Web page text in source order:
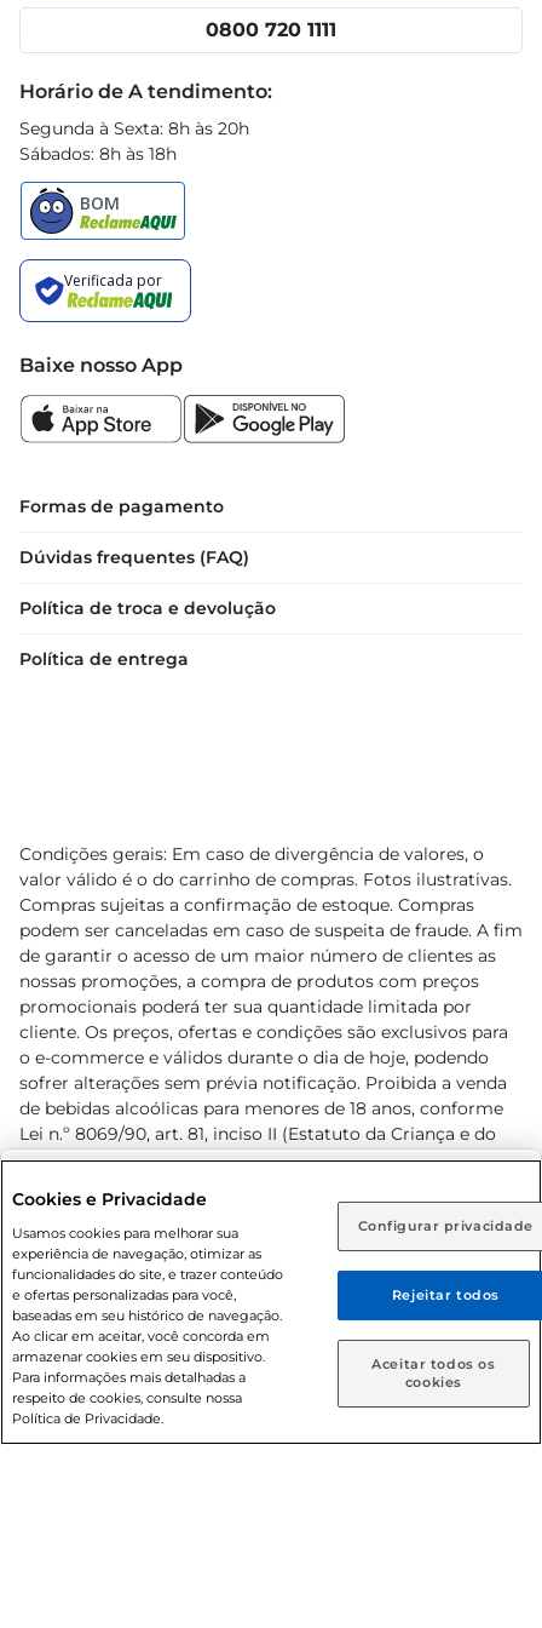
Rio de Janeiro (RJ) Goiás (GO)
Ou
Caso queira comprar online, informe como deseja receber
suas compras:
Entrega em casa Retire em Loja
Cencosud Media
0800 720 1111
Horário de A tendimento:
Segunda à Sexta: 8h às 20h
Sábados: 8h às 18h
Baixe nosso App
Formas de pagamento
Dúvidas frequentes (FAQ)
Política de troca e devolução
Política de entrega
Condições gerais: Em caso de divergência de valores, o
valor válido é o do carrinho de compras. Fotos ilustrativas.
Compras sujeitas a confirmação de estoque. Compras
podem ser canceladas em caso de suspeita de fraude. A fim
de garantir o acesso de um maior número de clientes as
nossas promoções, a compra de produtos com preços
promocionais poderá ter sua quantidade limitada por
cliente. Os preços, ofertas e condições são exclusivos para
o e-commerce e válidos durante o dia de hoje, podendo
sofrer alterações sem prévia notificação. Proibida a venda
de bebidas alcoólicas para menores de 18 anos, conforme
Lei n.º 8069/90, art. 81, inciso II (Estatuto da Criança e do
Adolescente). Preços e condições exclusivos para o
prévio. O valor mínimo para as compras on-line é de R$
80,00.
© 2026 Copyright. Todos os direitos
reservados Prezunic.
Cookies e Privacidade
Usamos cookies para melhorar sua
experiência de navegação, otimizar as
funcionalidades do site, e trazer conteúdo
e ofertas personalizadas para você,
baseadas em seu histórico de navegação.
Ao clicar em aceitar, você concorda em
armazenar cookies em seu dispositivo.
Para informações mais detalhadas a
respeito de cookies, consulte nossa
Política de Privacidade.
Configurar privacidade
Rejeitar todos
Aceitar todos os
cookies